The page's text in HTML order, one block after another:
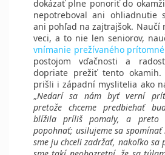
dokázať plne ponoriť do
nepotreboval ani ohliadnutie
ani pohľad na zajtrajšok. Naučí
veci, a to nie len seniorov,
vnímanie prežívaného
postojom vďačnosti a
dopriate prežiť tento
prišli i západní myslitelia ako
„Nedarí sa nám byť verní
pretože chceme predbiehať
blížila príliš pomaly, a preto
popohnať; usilujeme sa
sme ju chceli zadržať, nakoľko sa